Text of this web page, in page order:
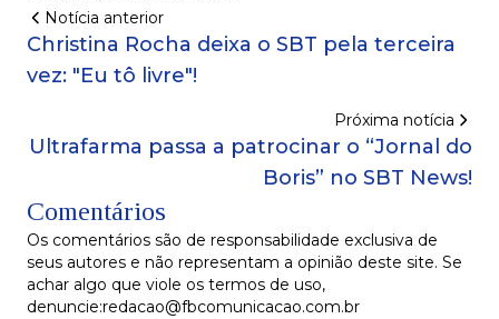
Notícia anterior
Christina Rocha deixa o SBT pela terceira
vez: "Eu tô livre"!
Próxima notícia
Ultrafarma passa a patrocinar o “Jornal do
Boris” no SBT News!
Comentários
Os comentários são de responsabilidade exclusiva de
seus autores e não representam a opinião deste site. Se
achar algo que viole os termos de uso,
denuncie:redacao@fbcomunicacao.com.br